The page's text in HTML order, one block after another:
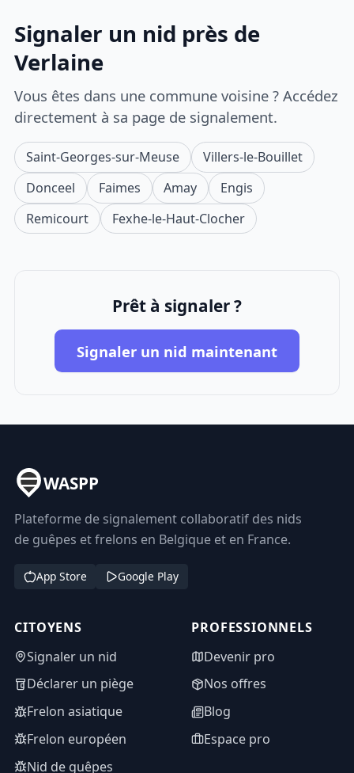
Signaler un nid près de
Verlaine
Vous êtes dans une commune voisine ? Accédez
directement à sa page de signalement.
Saint-Georges-sur-Meuse
Villers-le-Bouillet
Donceel
Faimes Amay
Engis
Remicourt
Fexhe-le-Haut-Clocher
Prêt à signaler ?
Signaler un nid maintenant
WASPP
Plateforme de signalement collaboratif des nids
de guêpes et frelons en Belgique et en France.
App Store Google Play
CITOYENS
Signaler un nid
Déclarer un piège
Frelon asiatique
Frelon européen
Nid de guêpes
PROFESSIONNELS
Devenir pro
Nos offres
Blog
Espace pro